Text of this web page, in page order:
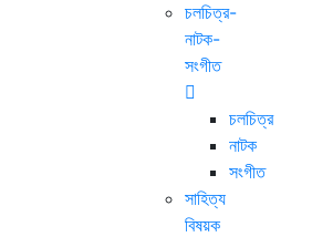
চলচিত্র-
নাটক-
সংগীত
চলচিত্র
নাটক
সংগীত
সাহিত্য
বিষয়ক